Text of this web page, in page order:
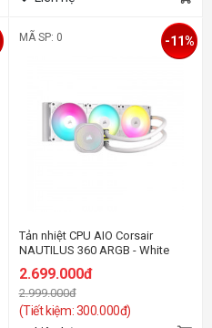
MÃ SP: 0
Tản nhiệt CPU AIO Corsair
NAUTILUS 360 ARGB - White
2.699.000đ
2.999.000đ
(Tiết kiệm: 300.000đ)
-11%